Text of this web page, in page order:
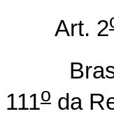
Art. 2
111o da